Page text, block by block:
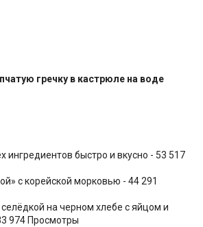
гречку в кастрюле на воде
ингредиентов быстро и вкусно - 53 517
с корейской морковью - 44 291
на черном хлебе с яйцом и
974 Просмотры